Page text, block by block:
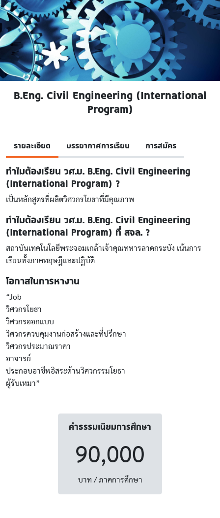
B.Eng. Civil Engineering (International
Program)
รายละเอียด บรรยากาศการเรียน การสมัคร
ทำไมต้องเรียน วศ.บ. B.Eng. Civil Engineering
(International Program) ?
เป็นหลักสูตรที่ผลิตวิศวกรโยธาที่มีคุณภาพ
ทำไมต้องเรียน วศ.บ. B.Eng. Civil Engineering
(International Program) ที่ สจล. ?
สถาบันเทคโนโลยีพระจอมเกล้าเจ้าคุณทหารลาดกระบัง เน้นการ
เรียนทั้งภาคทฤษฎีและปฏิบัติ
โอกาสในการหางาน
“Job
วิศวกรโยธา
วิศวกรออกแบบ
วิศวกรควบคุมงานก่อสร้างและที่ปรึกษา
วิศวกรประมาณราคา
อาจารย์
ประกอบอาชีพอิสระด้านวิศวกรรมโยธา
ผู้รับเหมา”
ค่าธรรมเนียมการศึกษา
90,000
บาท / ภาคการศึกษา